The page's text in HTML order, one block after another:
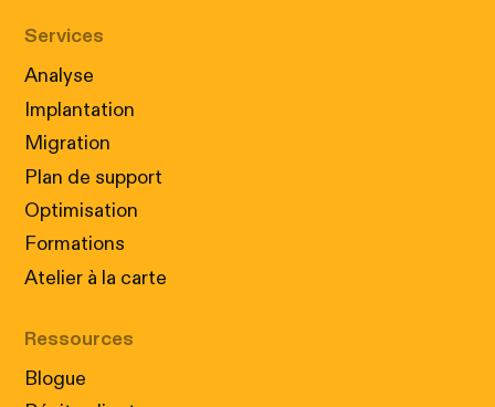
Services
Analyse
Implantation
Migration
Plan de support
Optimisation
Formations
Atelier à la carte
Ressources
Blogue